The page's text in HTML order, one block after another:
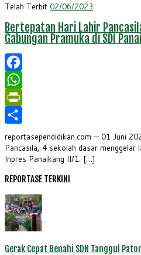
Telah Terbit 02/06/2023
Bertepatan Hari Lahir
Gabungan Pramuka di SDI
Facebook
WhatsApp
PrintFriendly
Share
reportasependidikan.com — 01 Juni
Pancasila, 4 sekolah dasar menggelar
Inpres Panaikang II/1. […]
REPORTASE TERKINI
Gerak Cepat Benahi SDN Tanggul